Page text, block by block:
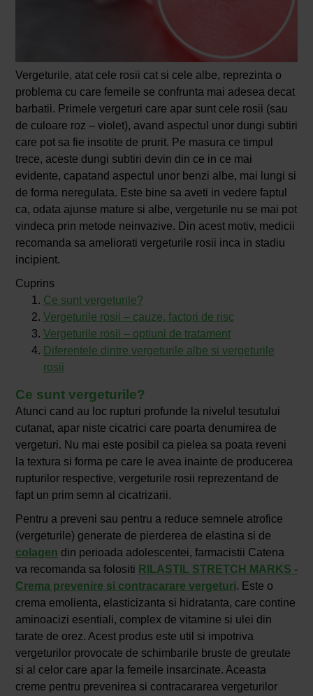
Vergeturile, atat cele rosii cat si cele albe, reprezinta o
problema cu care femeile se confrunta mai adesea decat
barbatii. Primele vergeturi care apar sunt cele rosii (sau
de culoare roz – violet), avand aspectul unor dungi subtiri
care pot sa fie insotite de prurit. Pe masura ce timpul
trece, aceste dungi subtiri devin din ce in ce mai
evidente, capatand aspectul unor benzi albe, mai lungi si
de forma neregulata. Este bine sa aveti in vedere faptul
ca, odata ajunse mature si albe, vergeturile nu se mai pot
vindeca prin metode neinvazive. Din acest motiv, medicii
recomanda sa ameliorati vergeturile rosii inca in stadiu
incipient.
Cuprins
Ce sunt vergeturile?
Vergeturile rosii – cauze, factori de risc
Vergeturile rosii – optiuni de tratament
Diferentele dintre vergeturile albe si vergeturile
rosii
Ce sunt vergeturile?
Atunci cand au loc rupturi profunde la nivelul tesutului
cutanat, apar niste cicatrici care poarta denumirea de
vergeturi. Nu mai este posibil ca pielea sa poata reveni
la textura si forma pe care le avea inainte de producerea
rupturilor respective, vergeturile rosii reprezentand de
fapt un prim semn al cicatrizarii.
Pentru a preveni sau pentru a reduce semnele atrofice
(vergeturile) generate de pierderea de elastina si de
colagen din perioada adolescentei, farmacistii Catena
va recomanda sa folositi RILASTIL STRETCH MARKS -
Crema prevenire si contracarare vergeturi. Este o
crema emolienta, elasticizanta si hidratanta, care contine
aminoacizi esentiali, complex de vitamine si ulei din
tarate de orez. Acest produs este util si impotriva
vergeturilor provocate de schimbarile bruste de greutate
si al celor care apar la femeile insarcinate. Aceasta
creme pentru prevenirea si contracararea vergeturilor